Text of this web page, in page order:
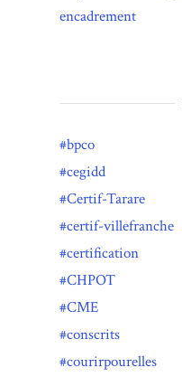
encadrement
bpco
cegidd
Certif-Tarare
certif-villefranche
certification
CHPOT
CME
conscrits
courirpourelles